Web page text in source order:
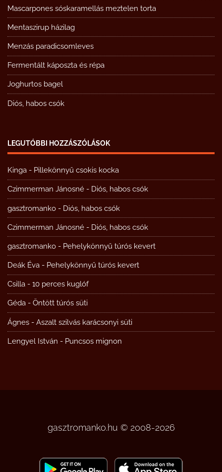
Mascarpones sóskaramellás meztelen torta
Mentaszirup házilag
Menzás paradicsomleves
Fermentált káposzta és répa
Joghurtos bagel
Diós, habos csók
LEGUTÓBBI HOZZÁSZÓLÁSOK
Kinga - Pillekönnyű csokis kocka
Czimmerman Jánosné - Diós, habos csók
gasztromanko - Diós, habos csók
Czimmerman Jánosné - Diós, habos csók
gasztromanko - Pehelykönnyű túrós kevert
Deák Éva - Pehelykönnyű túrós kevert
Csilla - 10 perces kuglóf
Géda - Öntött túrós süti
Ágnes - Aszalt szilvás karácsonyi süti
Lengyel István - Puncsos mignon
gasztromanko.hu © 2008-2026